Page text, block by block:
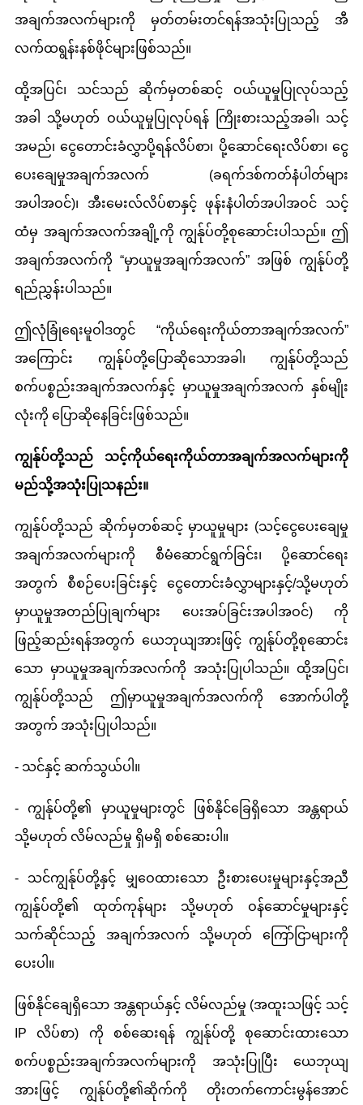
အချက်အလက်များကို မှတ်တမ်းတင်ရန်အသုံးပြုသည့် အီ
လက်ထရွန်းနစ်ဖိုင်များဖြစ်သည်။
ထို့အပြင်၊ သင်သည် ဆိုက်မှတစ်ဆင့် ဝယ်ယူမှုပြုလုပ်သည့်
အခါ သို့မဟုတ် ဝယ်ယူမှုပြုလုပ်ရန် ကြိုးစားသည့်အခါ၊ သင့်
အမည်၊ ငွေတောင်းခံလွှာပို့ရန်လိပ်စာ၊ ပို့ဆောင်ရေးလိပ်စာ၊ ငွေ
ပေးချေမှုအချက်အလက် (ခရက်ဒစ်ကတ်နံပါတ်များ
အပါအဝင်)၊ အီးမေးလ်လိပ်စာနှင့် ဖုန်းနံပါတ်အပါအဝင် သင့်
ထံမှ အချက်အလက်အချို့ကို ကျွန်ုပ်တို့စုဆောင်းပါသည်။ ဤ
အချက်အလက်ကို “မှာယူမှုအချက်အလက်” အဖြစ် ကျွန်ုပ်တို့
ရည်ညွှန်းပါသည်။
ဤလုံခြုံရေးမူဝါဒတွင် “ကိုယ်ရေးကိုယ်တာအချက်အလက်”
အကြောင်း ကျွန်ုပ်တို့ပြောဆိုသောအခါ၊ ကျွန်ုပ်တို့သည်
စက်ပစ္စည်းအချက်အလက်နှင့် မှာယူမှုအချက်အလက် နှစ်မျိုး
လုံးကို ပြောဆိုနေခြင်းဖြစ်သည်။
ကျွန်ုပ်တို့သည် သင့်ကိုယ်ရေးကိုယ်တာအချက်အလက်များကို
မည်သို့အသုံးပြုသနည်း။
ကျွန်ုပ်တို့သည် ဆိုက်မှတစ်ဆင့် မှာယူမှုများ (သင့်ငွေပေးချေမှု
အချက်အလက်များကို စီမံဆောင်ရွက်ခြင်း၊ ပို့ဆောင်ရေး
အတွက် စီစဉ်ပေးခြင်းနှင့် ငွေတောင်းခံလွှာများနှင့်/သို့မဟုတ်
မှာယူမှုအတည်ပြုချက်များ ပေးအပ်ခြင်းအပါအဝင်) ကို
ဖြည့်ဆည်းရန်အတွက် ယေဘုယျအားဖြင့် ကျွန်ုပ်တို့စုဆောင်း
သော မှာယူမှုအချက်အလက်ကို အသုံးပြုပါသည်။ ထို့အပြင်၊
ကျွန်ုပ်တို့သည် ဤမှာယူမှုအချက်အလက်ကို အောက်ပါတို့
အတွက် အသုံးပြုပါသည်။
- သင်နှင့် ဆက်သွယ်ပါ။
- ကျွန်ုပ်တို့၏ မှာယူမှုများတွင် ဖြစ်နိုင်ခြေရှိသော အန္တရာယ်
သို့မဟုတ် လိမ်လည်မှု ရှိမရှိ စစ်ဆေးပါ။
- သင်ကျွန်ုပ်တို့နှင့် မျှဝေထားသော ဦးစားပေးမှုများနှင့်အညီ
ကျွန်ုပ်တို့၏ ထုတ်ကုန်များ သို့မဟုတ် ဝန်ဆောင်မှုများနှင့်
သက်ဆိုင်သည့် အချက်အလက် သို့မဟုတ် ကြော်ငြာများကို
ပေးပါ။
ဖြစ်နိုင်ချေရှိသော အန္တရာယ်နှင့် လိမ်လည်မှု (အထူးသဖြင့် သင့်
IP လိပ်စာ) ကို စစ်ဆေးရန် ကျွန်ုပ်တို့ စုဆောင်းထားသော
စက်ပစ္စည်းအချက်အလက်များကို အသုံးပြုပြီး ယေဘုယျ
အားဖြင့် ကျွန်ုပ်တို့၏ဆိုက်ကို တိုးတက်ကောင်းမွန်အောင်